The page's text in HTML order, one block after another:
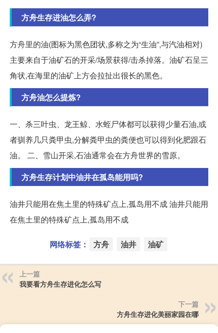
方舟生存进油怎么弄?
方舟里的油(图标为黑色团状,多称之为“生油”,与汽油相对)
主要来自于油矿石的开采/场景获得/击杀掉落。油矿石呈三
角状,在海里的油矿上方会拉扯出很长的黑色。
方舟油怎么提炼?
一、杀三叶虫、龙王鲸、水蛭尸体都可以获得少量石油,或
者驯养几只粪甲虫,分解粪甲虫的粪便也可以得到化肥跟石
油。 二、雪山开采,石油通常会在方舟世界的雪原。
方舟生存计划中油井在孤岛能用吗?
油井只能用在焦土里的特殊矿点上,孤岛用不成 油井只能用
在焦土里的特殊矿点上,孤岛用不成
网络标签： 方舟 油井 油矿
上一篇
我要看方舟生存进化怎么写
下一篇
方舟生存进化美丽家园在哪